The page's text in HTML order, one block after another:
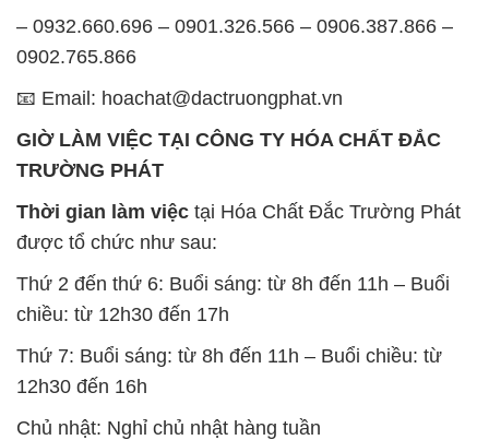
– 0932.660.696 – 0901.326.566 – 0906.387.866 –
0902.765.866
📧 Email: hoachat@dactruongphat.vn
GIỜ LÀM VIỆC TẠI CÔNG TY HÓA CHẤT ĐẮC
TRƯỜNG PHÁT
Thời gian làm việc tại Hóa Chất Đắc Trường Phát
được tổ chức như sau:
Thứ 2 đến thứ 6: Buổi sáng: từ 8h đến 11h – Buổi
chiều: từ 12h30 đến 17h
Thứ 7: Buổi sáng: từ 8h đến 11h – Buổi chiều: từ
12h30 đến 16h
Chủ nhật: Nghỉ chủ nhật hàng tuần